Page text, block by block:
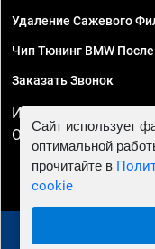
Удаление Сажевого
Чип Тюнинг BMW
Заказать Звонок
ИП Смирнов
ОГРНИП
© 2010 - 2026
Сайт использует
оптимальной
прочитайте в
cookie